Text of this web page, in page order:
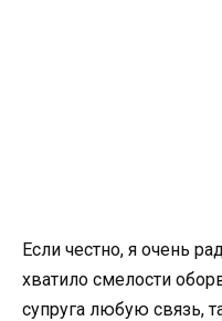
Если честно, я очень
хватило смелости
супруга любую связь,